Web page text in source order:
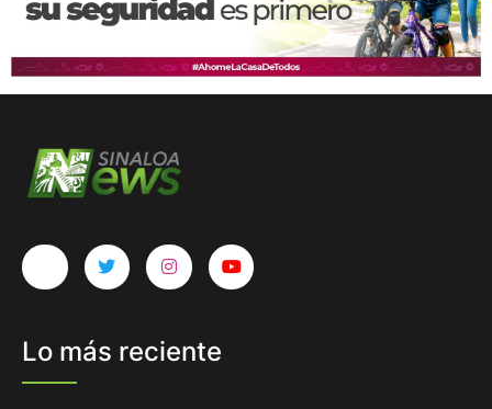
Lo más reciente